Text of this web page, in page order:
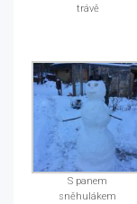
trávě
S panem
sněhulákem